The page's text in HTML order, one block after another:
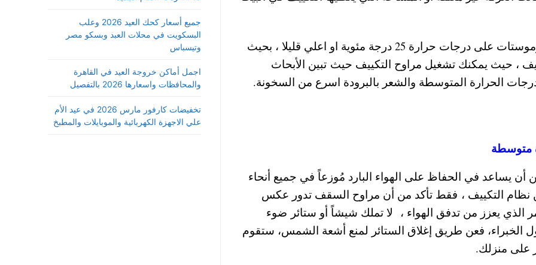
لذلك ينصح خبراء صيانة التكييفات الي تعديل الثرموستات على درجات حرارة 25 درجة مئوية او اعلي قليلا ، بحيث
، حيث يمكنك تشغيل مراوح التكييف حيث تبين الأبحاث
الحرارة المتوسطة والشعر بالبرودة اسرع من السخونة.
متوسطة
يساعد في الحفاظ على الهواء البارد مُوزعاً في جميع أنحاء
نظام التكييف ، فقط تأكد من أن مراوح السقف تدور عكس
الذي يعزز من تدفق الهواء ، لا تملك شيشاً أو ستائر ضوء
فعن طريق إغلاق الستائر لمنع أشعة الشمس، ستقوم
على منزلك.
جميع أسعار كحك العيد 2026 وعلب
البسكويت في محلات العبد وبسكو مصر
وتيسباس
اجمل أماكن خروجة العيد في القاهرة
والمحافظات واسعارها 2026 بالتفصيل
تخفيضات كارفور مارس 2026 في عيد الأم
علي الاجهزة الكهربائية والموبايلات والمطبخ